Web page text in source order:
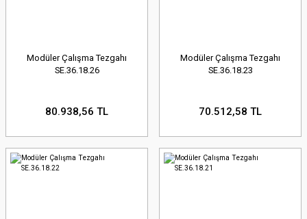
Modüler Çalışma Tezgahı
SE.36.18.26
80.938,56 TL
Modüler Çalışma Tezgahı
SE.36.18.23
70.512,58 TL